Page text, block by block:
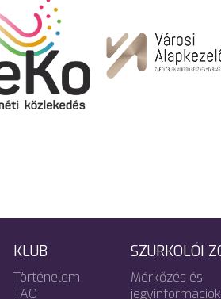
KLUB
Történelem
TAO
SZURKOLÓI
Mérkőzés és
jegyinformációk